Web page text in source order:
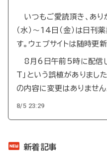
いつもご愛読頂き、あり
（水）～14日（金）は日刊
す。ウェブサイトは随時更新
8月6日午前5時に配信し
T」という誤植がありまし
の内容に変更はありません
8/5 23:29
新着記事